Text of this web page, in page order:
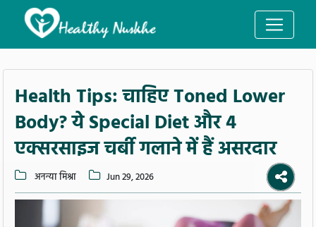
Health Tips: चाहिए Toned Lower
Body? ये Special Diet और 4
एक्सरसाइज चर्बी गलाने में हैं असरदार
अनन्या मिश्रा Jun 29, 2026